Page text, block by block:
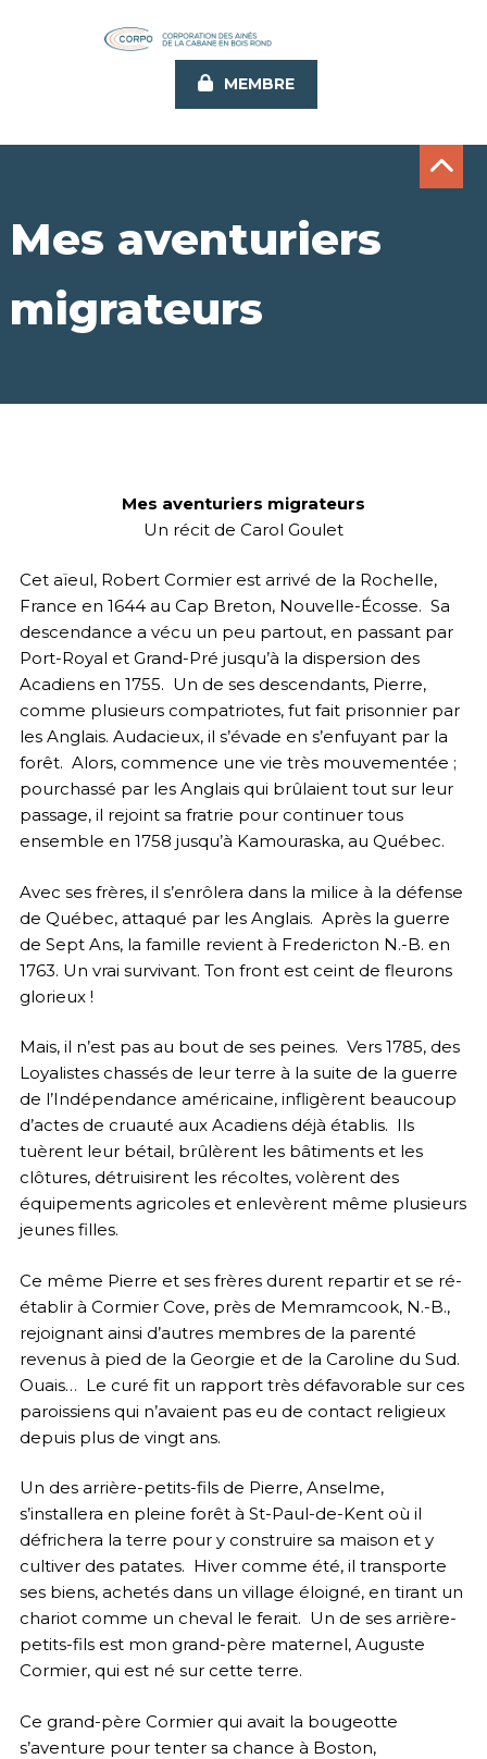
MEMBRE
Mes aventuriers
migrateurs
Mes aventuriers migrateurs
Un récit de Carol Goulet
Cet aïeul, Robert Cormier est arrivé de la Rochelle,
France en 1644 au Cap Breton, Nouvelle-Écosse. Sa
descendance a vécu un peu partout, en passant par
Port-Royal et Grand-Pré jusqu’à la dispersion des
Acadiens en 1755. Un de ses descendants, Pierre,
comme plusieurs compatriotes, fut fait prisonnier par
les Anglais. Audacieux, il s’évade en s’enfuyant par la
forêt. Alors, commence une vie très mouvementée ;
pourchassé par les Anglais qui brûlaient tout sur leur
passage, il rejoint sa fratrie pour continuer tous
ensemble en 1758 jusqu’à Kamouraska, au Québec.
Avec ses frères, il s’enrôlera dans la milice à la défense
de Québec, attaqué par les Anglais. Après la guerre
de Sept Ans, la famille revient à Fredericton N.-B. en
1763. Un vrai survivant. Ton front est ceint de fleurons
glorieux !
Mais, il n’est pas au bout de ses peines. Vers 1785, des
Loyalistes chassés de leur terre à la suite de la guerre
de l’Indépendance américaine, infligèrent beaucoup
d’actes de cruauté aux Acadiens déjà établis. Ils
tuèrent leur bétail, brûlèrent les bâtiments et les
clôtures, détruisirent les récoltes, volèrent des
équipements agricoles et enlevèrent même plusieurs
jeunes filles.
Ce même Pierre et ses frères durent repartir et se ré-
établir à Cormier Cove, près de Memramcook, N.-B.,
rejoignant ainsi d’autres membres de la parenté
revenus à pied de la Georgie et de la Caroline du Sud.
Ouais… Le curé fit un rapport très défavorable sur ces
paroissiens qui n’avaient pas eu de contact religieux
depuis plus de vingt ans.
Un des arrière-petits-fils de Pierre, Anselme,
s’installera en pleine forêt à St-Paul-de-Kent où il
défrichera la terre pour y construire sa maison et y
cultiver des patates. Hiver comme été, il transporte
ses biens, achetés dans un village éloigné, en tirant un
chariot comme un cheval le ferait. Un de ses arrière-
petits-fils est mon grand-père maternel, Auguste
Cormier, qui est né sur cette terre.
Ce grand-père Cormier qui avait la bougeotte
s’aventure pour tenter sa chance à Boston,